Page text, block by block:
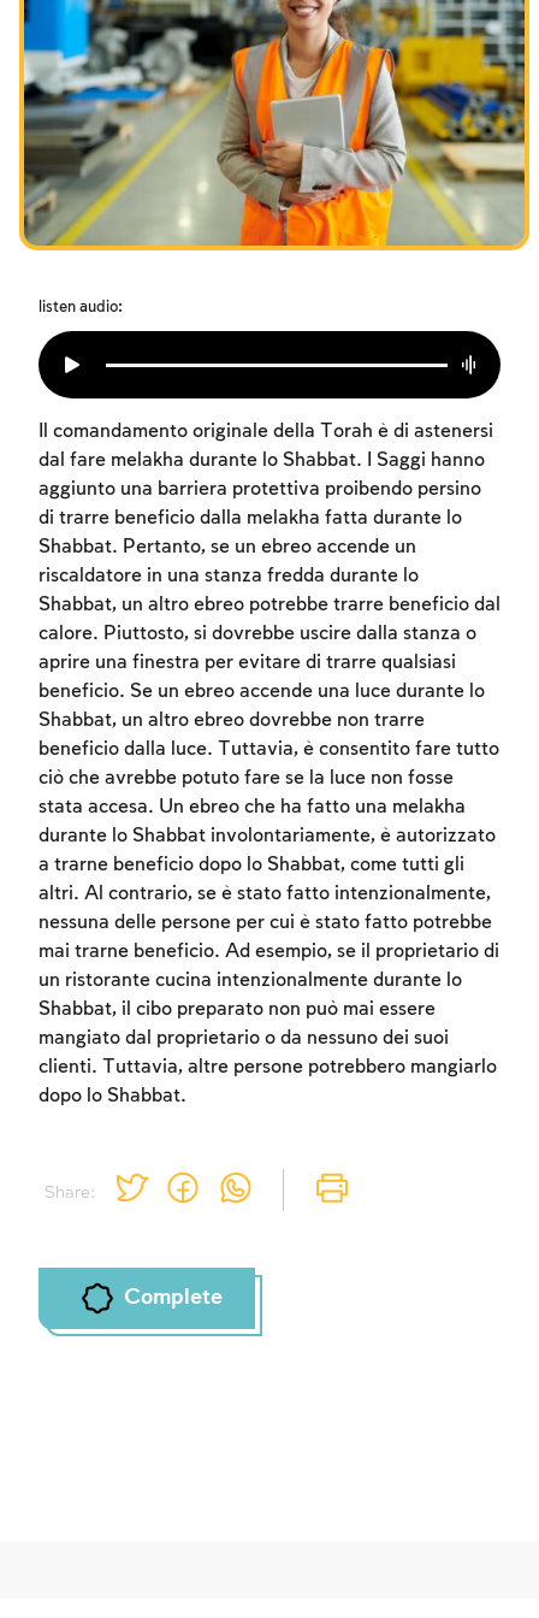
I digiuni commemorativi della distruzione del Tempio
Hanukkah
Purìm
listen audio:
Share:
Il comandamento originale della Torah è di astenersi
dal fare melakha durante lo Shabbat. I Saggi hanno
aggiunto una barriera protettiva proibendo persino
di trarre beneficio dalla melakha fatta durante lo
Shabbat. Pertanto, se un ebreo accende un
riscaldatore in una stanza fredda durante lo
Shabbat, un altro ebreo potrebbe trarre beneficio dal
calore. Piuttosto, si dovrebbe uscire dalla stanza o
aprire una finestra per evitare di trarre qualsiasi
beneficio. Se un ebreo accende una luce durante lo
Shabbat, un altro ebreo dovrebbe non trarre
beneficio dalla luce. Tuttavia, è consentito fare tutto
ciò che avrebbe potuto fare se la luce non fosse
stata accesa. Un ebreo che ha fatto una melakha
durante lo Shabbat involontariamente, è autorizzato
a trarne beneficio dopo lo Shabbat, come tutti gli
altri. Al contrario, se è stato fatto intenzionalmente,
nessuna delle persone per cui è stato fatto potrebbe
mai trarne beneficio. Ad esempio, se il proprietario di
un ristorante cucina intenzionalmente durante lo
Shabbat, il cibo preparato non può mai essere
mangiato dal proprietario o da nessuno dei suoi
clienti. Tuttavia, altre persone potrebbero mangiarlo
dopo lo Shabbat.
Complete
Account required
To mark concepts as learned, you'll need
to create an account or log in.
Sign up